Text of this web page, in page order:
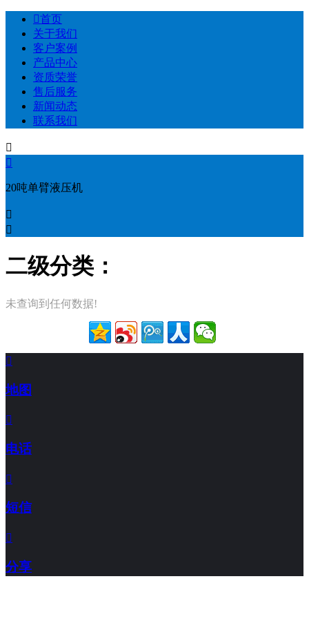
首页
关于我们
客户案例
产品中心
资质荣誉
售后服务
新闻动态
联系我们


20吨单臂液压机


二级分类：
未查询到任何数据!

地图

电话

短信

分享